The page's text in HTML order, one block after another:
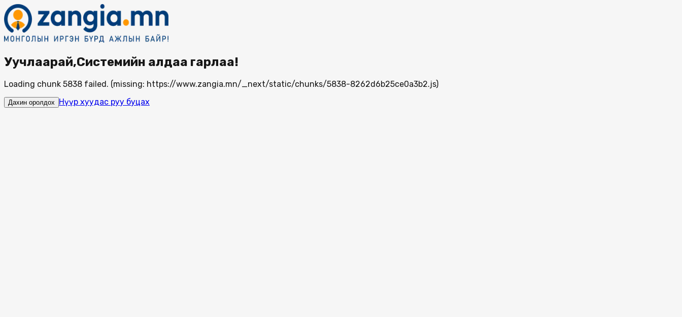
Уучлаарай,Системийн алдаа гарлаа!
Loading chunk 5838 failed. (missing: https://www.zangia.mn/_next/static/chunks/5838-8262d6b25ce0a3b2.js)
Дахин оролдох Нүүр хуудас руу буцах